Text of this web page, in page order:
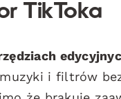
TikToka
i filtrów